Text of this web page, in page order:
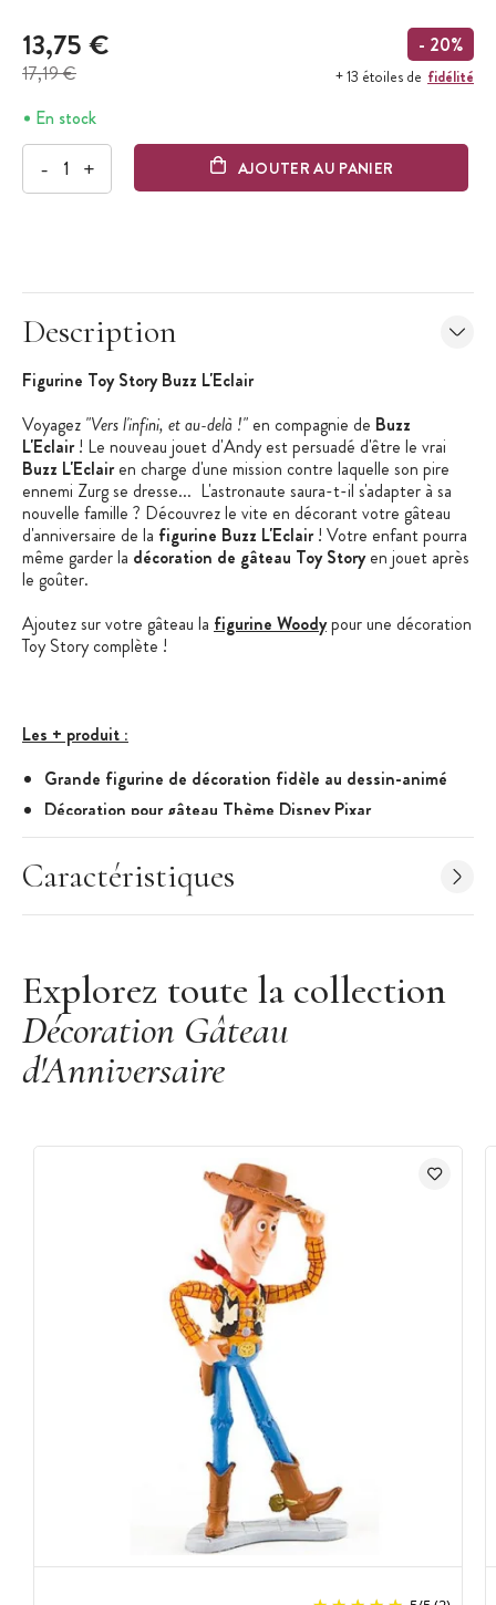
13,75 €
17,19 €
- 20%
+ 13 étoiles de fidélité
En stock
- + AJOUTER AU PANIER
Description
Figurine Toy Story Buzz L'Eclair
Voyagez "Vers l'infini, et au-delà !" en compagnie de Buzz
L'Eclair! Le nouveau jouet d'Andy est persuadé d'être le vrai
Buzz L'Eclairen charge d'une mission contre laquelle son pire
ennemi Zurg se dresse... L'astronaute saura-t-il s'adapter à sa
nouvelle famille ? Découvrez le vite en décorant votre gâteau
d'anniversaire de la figurine Buzz L'Eclair! Votre enfant pourra
même garder la décoration de gâteau Toy Storyen jouet après
le goûter.
Ajoutez sur votre gâteau la figurine Woodypour une décoration
Toy Story complète !
Les + produit :
Grande figurine de décoration fidèle au dessin-animé
Décoration pour gâteau Thème Disney Pixar
Figurine Toy Story Buzz L'Eclair
Marque : Overig
Caractéristiques
Explorez toute la collection
Décoration Gâteau
d'Anniversaire